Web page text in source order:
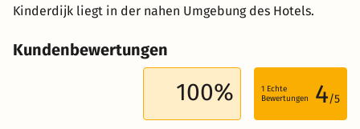
Kinderdijk liegt in der nahen Umgebung des Hotels.
Kundenbewertungen
100% 1 Echte
Bewertungen
4/5